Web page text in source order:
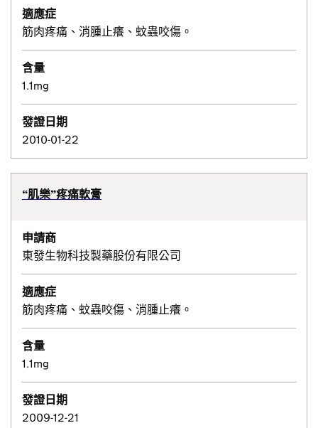
適應症
筋肉疼痛、消腫止癢、蚊蟲咬傷。
含量
1.1mg
發證日期
2010-01-22
“肌樂”疼痛軟膏
申請商
東發生物科技製藥股份有限公司
適應症
筋肉疼痛、蚊蟲咬傷、消腫止癢。
含量
1.1mg
發證日期
2009-12-21